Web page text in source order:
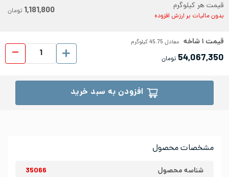
مشخصات محصول
شناسه محصول 35066
قیمت هر کیلوگرم
بدون مالیات بر ارزش افزوده 1,181,800 تومان
قیمت ۱شاخه معادل 45.75کیلوگرم
54,067,350 تومان
افزودن به سبد خرید